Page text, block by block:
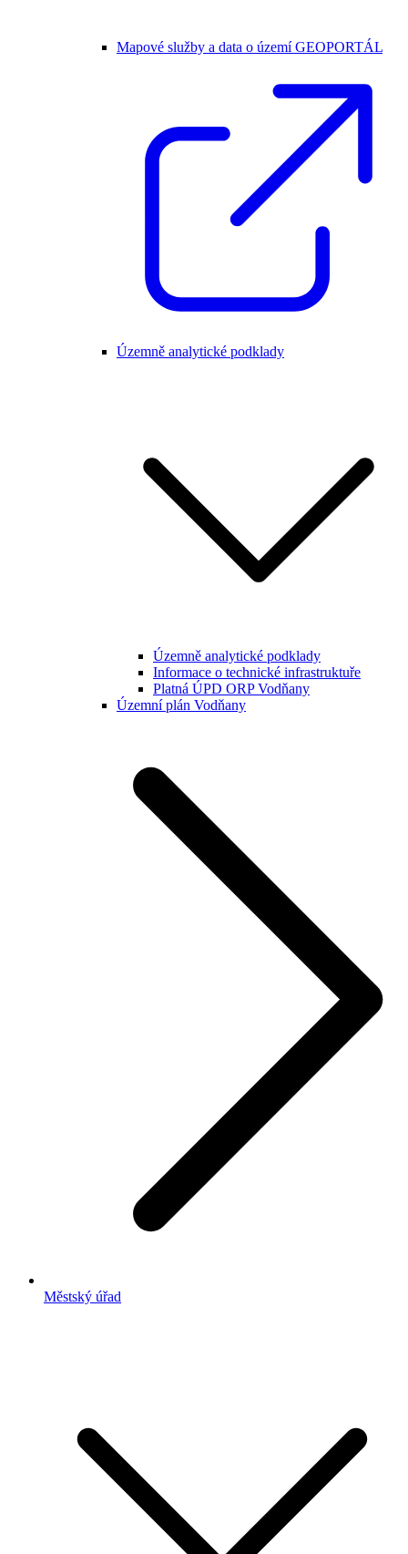
Mapové služby a data o území GEOPORTÁL
Územně analytické podklady
Územně analytické podklady
Informace o technické infrastruktuře
Platná ÚPD ORP Vodňany
Územní plán Vodňany
Městský úřad